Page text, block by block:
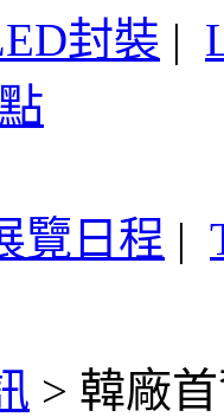
封裝 |
覽日程 |
> 韓廠